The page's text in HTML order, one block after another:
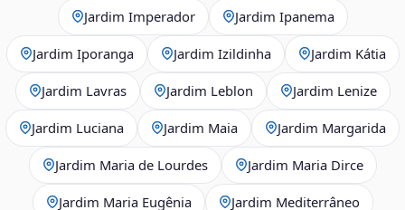
Jardim Imperador Jardim Ipanema
Jardim Iporanga Jardim Izildinha Jardim Kátia
Jardim Lavras Jardim Leblon Jardim Lenize
Jardim Luciana Jardim Maia Jardim Margarida
Jardim Maria de Lourdes Jardim Maria Dirce
Jardim Maria Eugênia Jardim Mediterrâneo